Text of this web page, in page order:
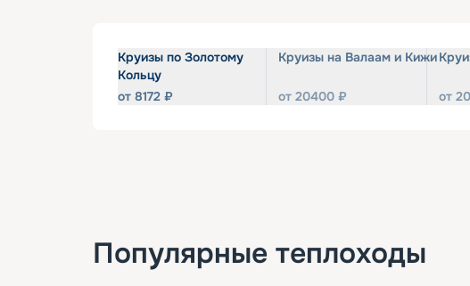
Круизы по Золотому
Кольцу
от 8172 ₽
Круизы на Валаам и Кижи
от 20400 ₽ от
Популярные теплоходы